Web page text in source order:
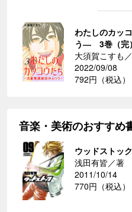
わたしのカッ
う― 3巻（完）
大須賀こすも
2022/09/08
792円（税込）
音楽・美術のおすすめ
ウッドストッ
浅田有皆／著
2011/10/14
770円（税込）